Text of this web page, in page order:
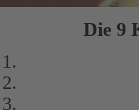
Die 9